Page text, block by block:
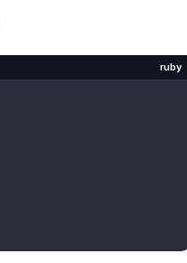
ruby